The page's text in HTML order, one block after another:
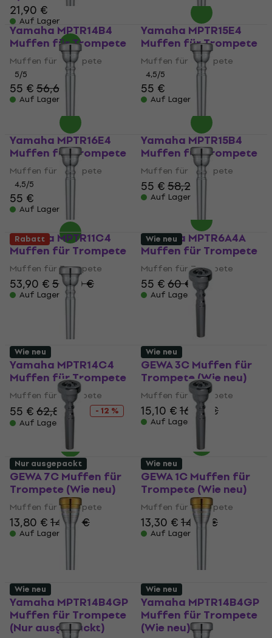
21,90 €
Auf Lager
Yamaha MPTR14B4
Muffen für Trompete
Muffen für Trompete
5/5
55 €56,60 €
Auf Lager
Yamaha MPTR15E4
Muffen für Trompete
Muffen für Trompete
4,5/5
55 €
Auf Lager
Yamaha MPTR16E4
Muffen für Trompete
Muffen für Trompete
4,5/5
55 €
Auf Lager
Yamaha MPTR15B4
Muffen für Trompete
Muffen für Trompete
55 €58,20 €
Auf Lager
Yamaha MPTR11C4
Muffen für Trompete
Muffen für Trompete
53,90 €54,50 €
Auf Lager
Yamaha MPTR6A4A
Muffen für Trompete
Muffen für Trompete
55 €60 €
Auf Lager
Rabatt
Yamaha MPTR14C4
Muffen für Trompete
Muffen für Trompete
55 €62,80 €
- 12 %
Auf Lager
Wie neu
GEWA 3C Muffen für
Trompete (Wie neu)
Muffen für Trompete
15,10 €16,50 €
Auf Lager
Wie neu
GEWA 7C Muffen für
Trompete (Wie neu)
Muffen für Trompete
13,80 €14,60 €
Auf Lager
Wie neu
GEWA 1C Muffen für
Trompete (Wie neu)
Muffen für Trompete
13,30 €14,10 €
Auf Lager
Nur ausgepackt
Yamaha MPTR14B4GP
Muffen für Trompete
(Nur ausgepackt)
Wie neu
Yamaha MPTR14B4GP
Muffen für Trompete
(Wie neu)
Wie neu Wie neu